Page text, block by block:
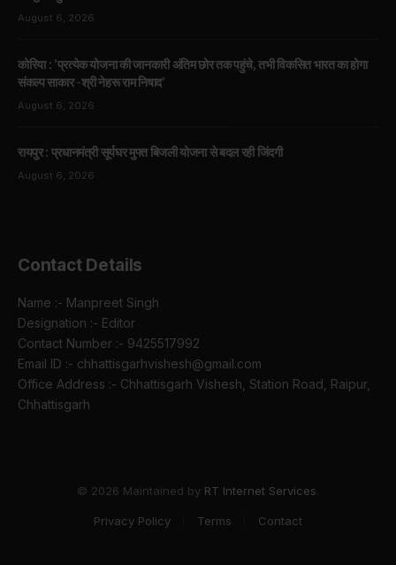
August 6, 2026
कोरिया : ’प्रत्येक योजना की जानकारी अंतिम छोर तक पहुंचे, तभी विकसित भारत का होगा
संकल्प साकार -श्री नेहरू राम निषाद’
August 6, 2026
रायपुर : प्रधानमंत्री सूर्यघर मुफ्त बिजली योजना से बदल रही जिंदगी
August 6, 2026
Contact Details
Name :- Manpreet Singh
Designation :- Editor
Contact Number :- 9425517992
Email ID :- chhattisgarhvishesh@gmail.com
Office Address :- Chhattisgarh Vishesh, Station Road, Raipur,
Chhattisgarh
© 2026 Maintained by RT Internet Services
Privacy Policy Terms Contact